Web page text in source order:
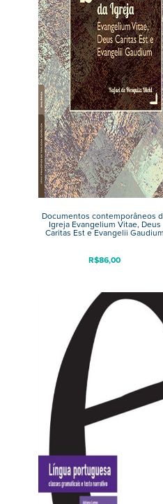
Documentos contemporâneos
Igreja Evangelium Vitae, Deus
Caritas Est e Evangelii Gaudium
R$86,00